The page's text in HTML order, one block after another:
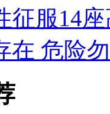
征服14
在 危险